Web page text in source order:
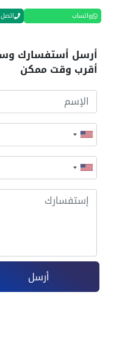
واتساب اتصل
أرسل أستفسارك
أقرب وقت ممكن
أرسل